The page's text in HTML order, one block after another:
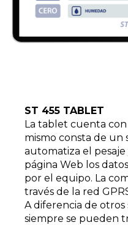
ST 455 TABLET
La tablet cuenta con
mismo consta de un
automatiza el pesaje
página Web los
por el equipo. La
través de la red
A diferencia de otros
siempre se pueden